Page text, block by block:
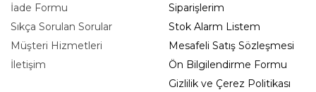
İade Formu
Sıkça Sorulan Sorular
Müşteri Hizmetleri
İletişim
Siparişlerim
Stok Alarm Listem
Mesafeli Satış Sözleşmesi
Ön Bilgilendirme Formu
Gizlilik ve Çerez Politikası